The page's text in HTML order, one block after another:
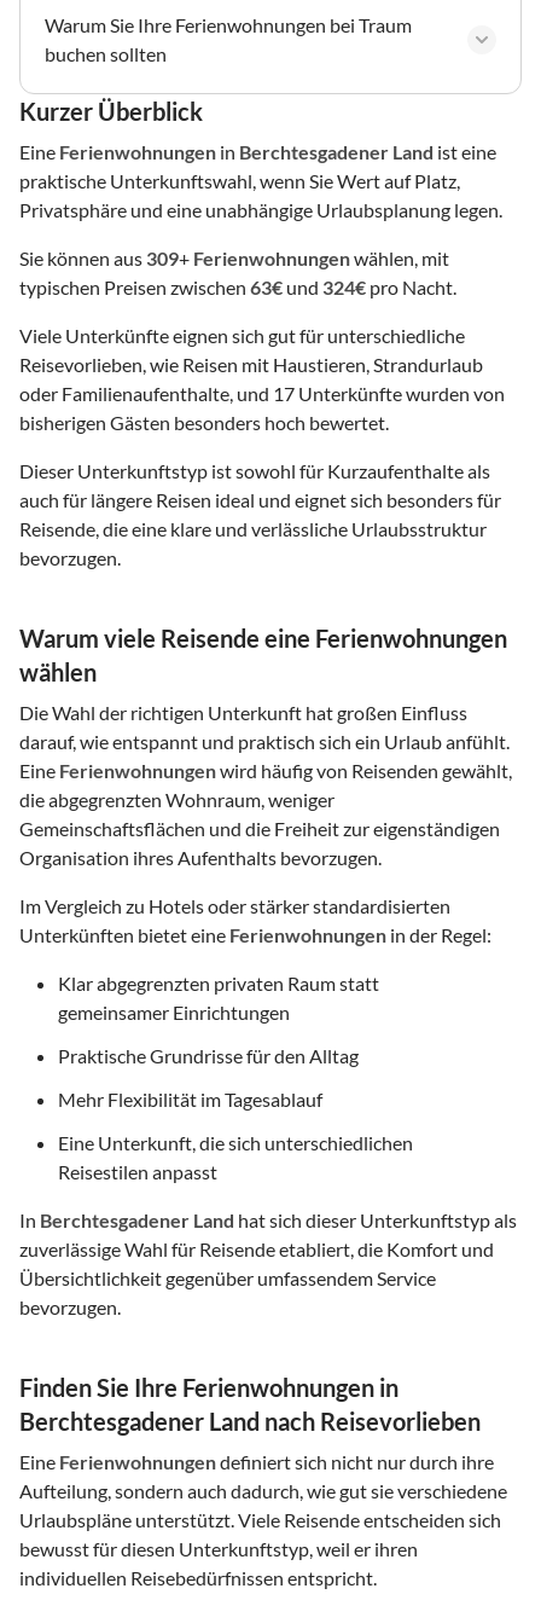
Warum Sie Ihre Ferienwohnungen bei Traum
buchen sollten
Kurzer Überblick
Eine Ferienwohnungen in Berchtesgadener Land ist eine
praktische Unterkunftswahl, wenn Sie Wert auf Platz,
Privatsphäre und eine unabhängige Urlaubsplanung legen.
Sie können aus 309+ Ferienwohnungenwählen, mit
typischen Preisen zwischen 63€ und 324€ pro Nacht.
Viele Unterkünfte eignen sich gut für unterschiedliche
Reisevorlieben, wie Reisen mit Haustieren, Strandurlaub
oder Familienaufenthalte, und 17 Unterkünfte wurden von
bisherigen Gästen besonders hoch bewertet.
Dieser Unterkunftstyp ist sowohl für Kurzaufenthalte als
auch für längere Reisen ideal und eignet sich besonders für
Reisende, die eine klare und verlässliche Urlaubsstruktur
bevorzugen.
Warum viele Reisende eine Ferienwohnungen
wählen
Die Wahl der richtigen Unterkunft hat großen Einfluss
darauf, wie entspannt und praktisch sich ein Urlaub anfühlt.
Eine Ferienwohnungenwird häufig von Reisenden gewählt,
die abgegrenzten Wohnraum, weniger
Gemeinschaftsflächen und die Freiheit zur eigenständigen
Organisation ihres Aufenthalts bevorzugen.
Im Vergleich zu Hotels oder stärker standardisierten
Unterkünften bietet eine Ferienwohnungen in der Regel:
Klar abgegrenzten privaten Raum statt
gemeinsamer Einrichtungen
Praktische Grundrisse für den Alltag
Mehr Flexibilität im Tagesablauf
Eine Unterkunft, die sich unterschiedlichen
Reisestilen anpasst
In Berchtesgadener Land hat sich dieser Unterkunftstyp als
zuverlässige Wahl für Reisende etabliert, die Komfort und
Übersichtlichkeit gegenüber umfassendem Service
bevorzugen.
Finden Sie Ihre Ferienwohnungen in
Berchtesgadener Land nach Reisevorlieben
Eine Ferienwohnungendefiniert sich nicht nur durch ihre
Aufteilung, sondern auch dadurch, wie gut sie verschiedene
Urlaubspläne unterstützt. Viele Reisende entscheiden sich
bewusst für diesen Unterkunftstyp, weil er ihren
individuellen Reisebedürfnissen entspricht.